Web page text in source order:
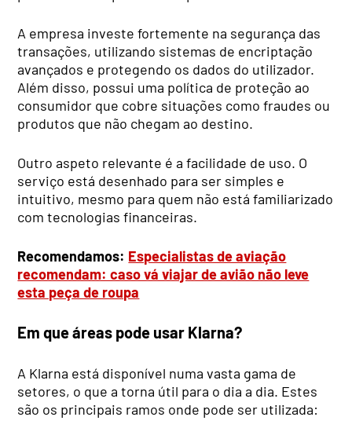
A empresa investe fortemente na segurança das
transações, utilizando sistemas de encriptação
avançados e protegendo os dados do utilizador.
Além disso, possui uma política de proteção ao
consumidor que cobre situações como fraudes ou
produtos que não chegam ao destino.
Outro aspeto relevante é a facilidade de uso. O
serviço está desenhado para ser simples e
intuitivo, mesmo para quem não está familiarizado
com tecnologias financeiras.
Recomendamos: Especialistas de aviação
recomendam: caso vá viajar de avião não leve
esta peça de roupa
Em que áreas pode usar Klarna?
A Klarna está disponível numa vasta gama de
setores, o que a torna útil para o dia a dia. Estes
são os principais ramos onde pode ser utilizada: